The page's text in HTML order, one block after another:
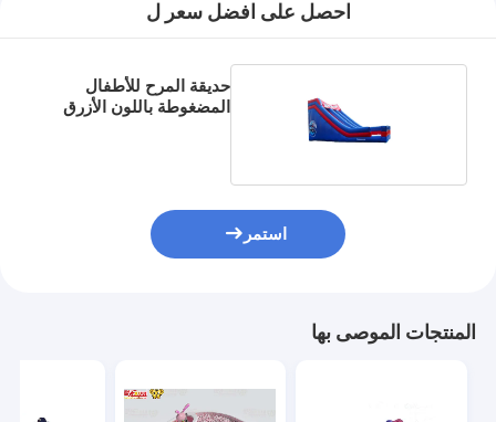
احصل على افضل سعر ل
حديقة المرح للأطفال
المضغوطة باللون الأزرق
استمر
المنتجات الموصى بها